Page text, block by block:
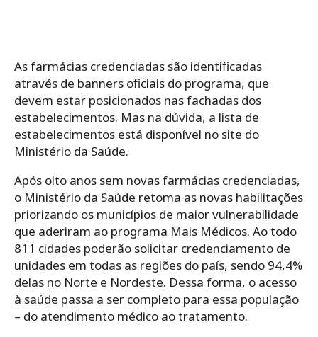
As farmácias credenciadas são identificadas
através de banners oficiais do programa, que
devem estar posicionados nas fachadas dos
estabelecimentos. Mas na dúvida, a lista de
estabelecimentos está disponível no site do
Ministério da Saúde.
Após oito anos sem novas farmácias credenciadas,
o Ministério da Saúde retoma as novas habilitações
priorizando os municípios de maior vulnerabilidade
que aderiram ao programa Mais Médicos. Ao todo
811 cidades poderão solicitar credenciamento de
unidades em todas as regiões do país, sendo 94,4%
delas no Norte e Nordeste. Dessa forma, o acesso
à saúde passa a ser completo para essa população
– do atendimento médico ao tratamento.